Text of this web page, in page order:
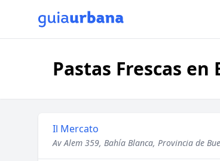
Pastas Frescas
Il Mercato
Av Alem 359, Bahía Blanca, Provincia de